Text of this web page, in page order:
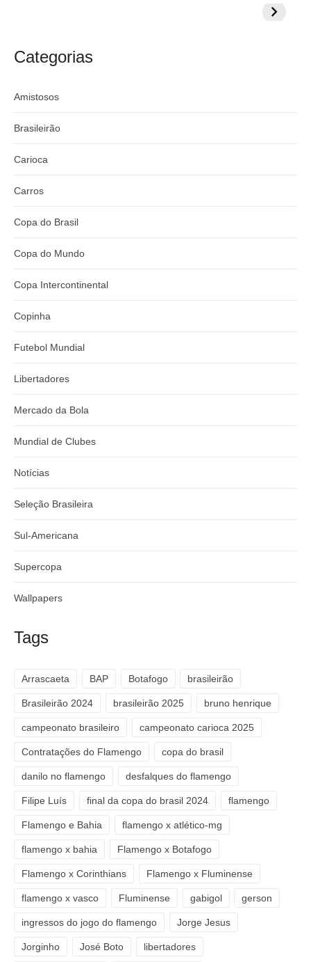
:argentino
do
Categorias
Amistosos
Brasileirão
Carioca
Carros
Copa do Brasil
Copa do Mundo
Copa Intercontinental
Copinha
Futebol Mundial
Libertadores
Mercado da Bola
Mundial de Clubes
Notícias
Seleção Brasileira
Sul-Americana
Supercopa
Wallpapers
Tags
Arrascaeta BAP Botafogo brasileirão
Brasileirão 2024 brasileirão 2025 bruno henrique
campeonato brasileiro campeonato carioca 2025
Contratações do Flamengo copa do brasil
danilo no flamengo desfalques do flamengo
Filipe Luís final da copa do brasil 2024 flamengo
Flamengo e Bahia flamengo x atlético-mg
flamengo x bahia Flamengo x Botafogo
Flamengo x Corinthians Flamengo x Fluminense
flamengo x vasco Fluminense gabigol gerson
ingressos do jogo do flamengo Jorge Jesus
Jorginho José Boto libertadores